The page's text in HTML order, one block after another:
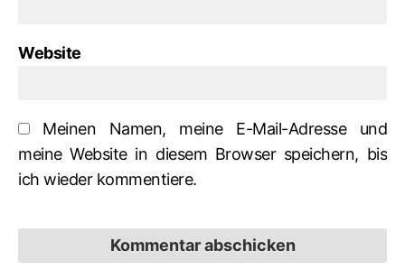
Website
Meinen Namen, meine E-Mail-Adresse und
meine Website in diesem Browser speichern, bis
ich wieder kommentiere.